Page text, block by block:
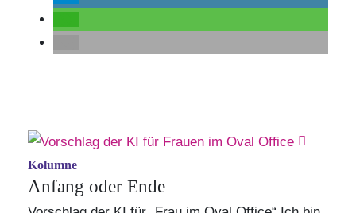
Kolumne
Anfang oder Ende